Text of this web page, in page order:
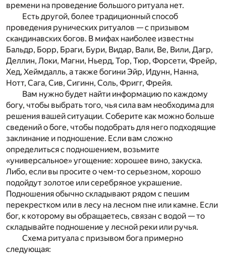
времени на проведение большого ритуала нет.
Есть другой, более традиционный способ
проведения рунических ритуалов — с призывом
скандинавских богов. В мифах наиболее известны
Бальдр, Борр, Браги, Бури, Видар, Вали, Ве, Вили, Дагр,
Деллин, Локи, Магни, Ньерд, Тор, Тюр, Форсети, Фрейр,
Хед, Хеймдалль, а также богини Эйр, Идунн, Нанна,
Нотт, Сага, Сив, Сигинн, Соль, Фригг, Фрейя.
Вам нужно будет найти информацию по каждому
богу, чтобы выбрать того, чья сила вам необходима для
решения вашей ситуации. Соберите как можно больше
сведений о боге, чтобы подобрать для него подходящие
заклинание и подношение. Если вам сложно
определиться с подношением, возьмите
«универсальное» угощение: хорошее вино, закуска.
Либо, если вы просите о чем-то серьезном, хорошо
подойдут золотое или серебряное украшение.
Подношения обычно складывают рядом с пешим
перекрестком или в лесу на лесном пне или камне. Если
бог, к которому вы обращаетесь, связан с водой — то
складывайте подношение у лесной реки или ручья.
Схема ритуала с призывом бога примерно
следующая: